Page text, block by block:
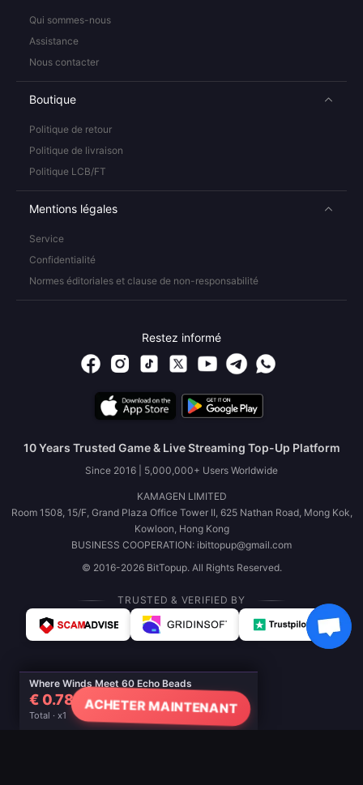
Where Winds Meet 60 Echo Beads
€ 0.78
Total · x1
ACHETER MAINTENANT
Qui sommes-nous
Assistance
Nous contacter
Boutique
Politique de retour
Politique de livraison
Politique LCB/FT
Mentions légales
Service
Confidentialité
Normes éditoriales et clause de non-responsabilité
Restez informé
10 Years Trusted Game & Live Streaming Top-Up Platform
Since 2016 | 5,000,000+ Users Worldwide
KAMAGEN LIMITED
Room 1508, 15/F, Grand Plaza Office Tower II, 625 Nathan Road, Mong Kok,
Kowloon, Hong Kong
BUSINESS COOPERATION: ibittopup@gmail.com
© 2016-2026 BitTopup. All Rights Reserved.
TRUSTED & VERIFIED BY